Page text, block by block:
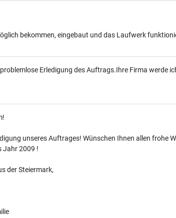
bekommen, eingebaut und das Laufwerk
Erledigung des Auftrags.Ihre Firma werde
unseres Auftrages! Wünschen Ihnen allen frohe
Jahr 2009 !
der Steiermark,